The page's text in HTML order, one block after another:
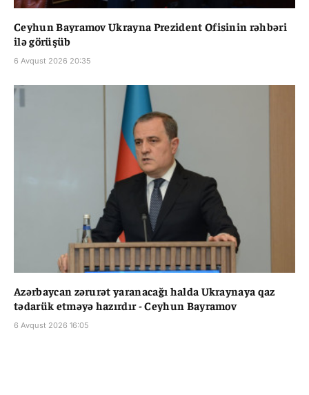
Ceyhun Bayramov Ukrayna Prezident Ofisinin rəhbəri
ilə görüşüb
6 Avqust 2026 20:35
Azərbaycan zərurət yaranacağı halda Ukraynaya qaz
tədarük etməyə hazırdır - Ceyhun Bayramov
6 Avqust 2026 16:05